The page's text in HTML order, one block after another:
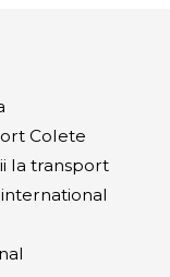
Colete
la transport